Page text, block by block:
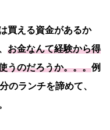
買える資金があるか
お金なんて経験から得
うのだろうか。。。例
のランチを諦めて、